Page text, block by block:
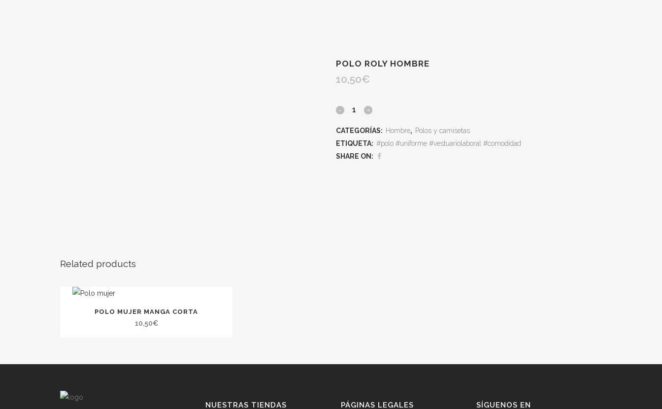
POLO ROLY HOMBRE
10,50€
CATEGORÍAS: Hombre, Polos y camisetas
ETIQUETA: #polo #uniforme #vestuariolaboral #comodidad
SHARE ON:
Related products
POLO MUJER MANGA CORTA
10,50€
NUESTRAS TIENDAS PÁGINAS LEGALES SÍGUENOS EN